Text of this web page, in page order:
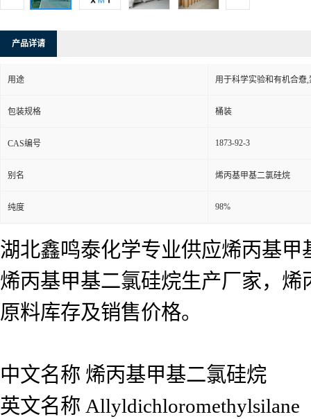
产品详请
用途 用于科学实验和有机合憃
包装规格 桶装
CAS编号 1873-92-3
别名 烯丙基甲基二氯硅烷
纯度 98%
湖北鑫鸣泰化学专业供应烯丙基
烯丙基甲基二氯硅烷生产厂家，
原料库存及销售价格。
中文名称 烯丙基甲基二氯硅烷
英文名称 Allyldichloromethylsilane